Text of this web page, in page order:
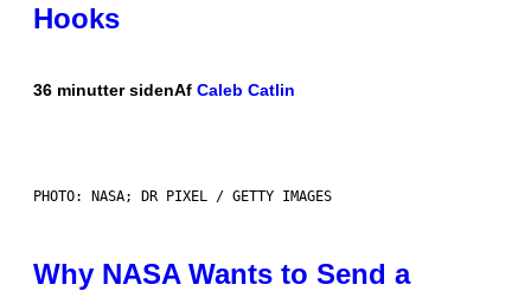
Hooks
36 minutter sidenAf Caleb Catlin
PHOTO: NASA; DR PIXEL / GETTY IMAGES
Why NASA Wants to Send a